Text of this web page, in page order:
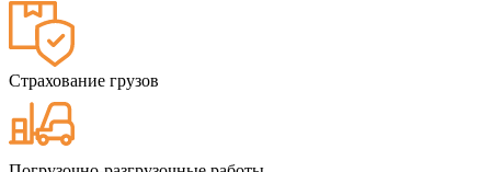
Страхование грузов